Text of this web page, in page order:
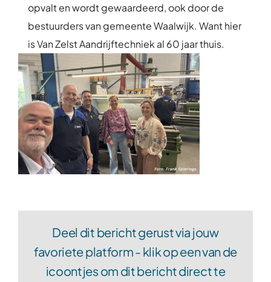
opvalt en wordt gewaardeerd, ook door de
bestuurders van gemeente Waalwijk. Want hier
is Van Zelst Aandrijftechniek al 60 jaar thuis.
Deel dit bericht gerust via jouw
favoriete platform - klik op een van de
icoontjes om dit bericht direct te